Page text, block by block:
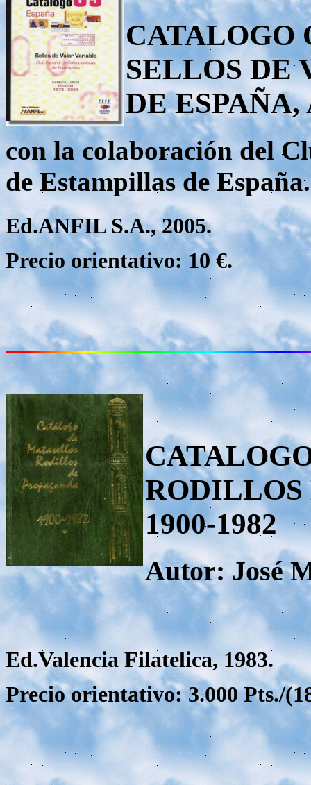
CATALOGO
SELLOS DE
DE ESPAÑA,
con la colaboración del
de Estampillas de España.
Ed.ANFIL S.A., 2005.
Precio orientativo: 10 €.
RODILLOS
1900-1982
Autor: José
Ed.Valencia Filatelica, 1983.
Precio orientativo: 3.000 Pts./